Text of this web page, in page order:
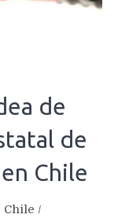
de
de
Chile
Chile /